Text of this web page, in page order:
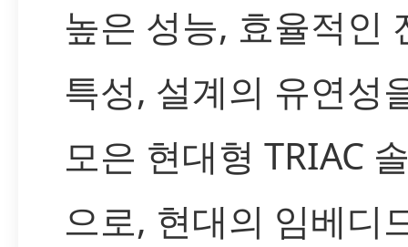
높은 성능, 효율적인
특성, 설계의 유연성
모은 현대형 TRIAC
으로, 현대의 임베디